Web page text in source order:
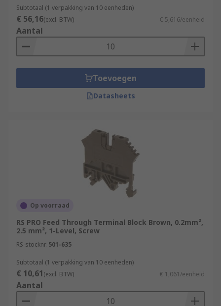
Subtotaal (1 verpakking van 10 eenheden)
€ 56,16(excl. BTW) € 5,616/eenheid
Aantal
Toevoegen
Datasheets
Op voorraad
RS PRO Feed Through Terminal Block Brown, 0.2mm²,
2.5 mm², 1-Level, Screw
RS-stocknr. 501-635
Subtotaal (1 verpakking van 10 eenheden)
€ 10,61(excl. BTW) € 1,061/eenheid
Aantal